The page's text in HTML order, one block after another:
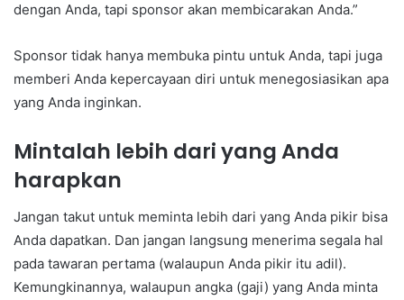
dengan Anda, tapi sponsor akan membicarakan Anda.”
Sponsor tidak hanya membuka pintu untuk Anda, tapi juga
memberi Anda kepercayaan diri untuk menegosiasikan apa
yang Anda inginkan.
Mintalah lebih dari yang Anda
harapkan
Jangan takut untuk meminta lebih dari yang Anda pikir bisa
Anda dapatkan. Dan jangan langsung menerima segala hal
pada tawaran pertama (walaupun Anda pikir itu adil).
Kemungkinannya, walaupun angka (gaji) yang Anda minta